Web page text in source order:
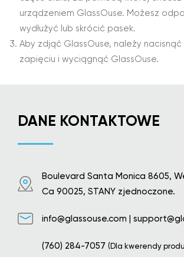
urządzeniem GlassOuse. Możesz
wydłużyć lub skrócić pasek.
Aby zdjąć GlassOuse, należy
zapięciu i wyciągnąć GlassOuse.
DANE KONTAKTOWE
Boulevard Santa Monica 8605,
Ca 90025, STANY zjednoczone.
info@glassouse.com |
(760) 284-7057 (Dla kwerendy